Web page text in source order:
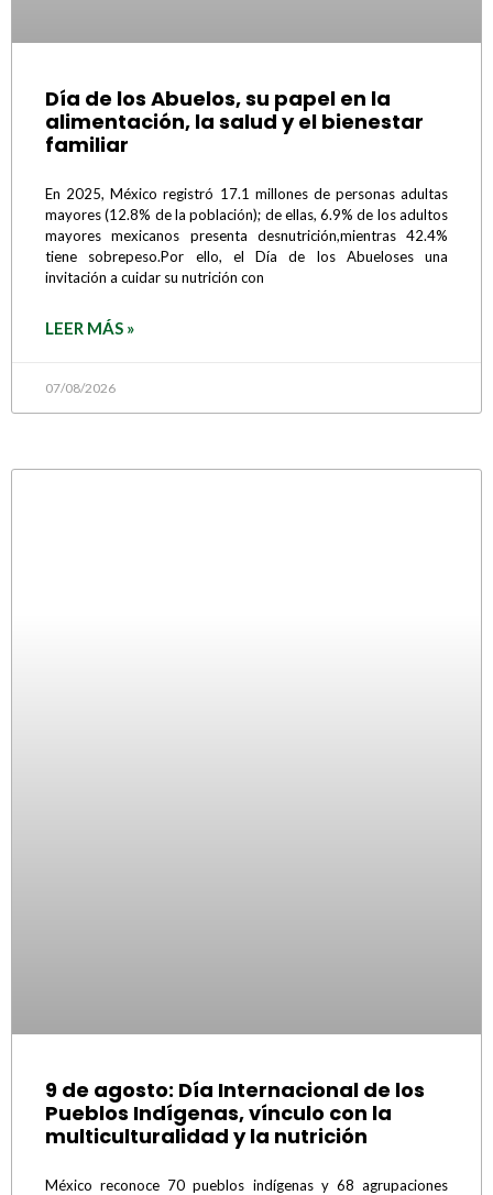
Día de los Abuelos, su papel en la
alimentación, la salud y el bienestar
familiar
En 2025, México registró 17.1 millones de personas adultas
mayores (12.8% de la población); de ellas, 6.9% de los adultos
mayores mexicanos presenta desnutrición,mientras 42.4%
tiene sobrepeso.Por ello, el Día de los Abueloses una
invitación a cuidar su nutrición con
LEER MÁS »
07/08/2026
9 de agosto: Día Internacional de los
Pueblos Indígenas, vínculo con la
multiculturalidad y la nutrición
México reconoce 70 pueblos indígenas y 68 agrupaciones